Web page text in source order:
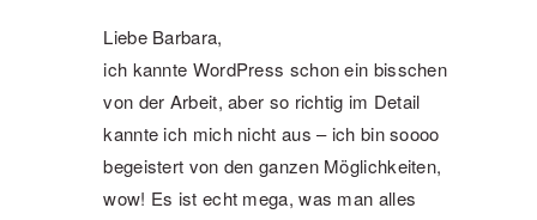
Liebe Barbara,
ich kannte WordPress schon ein bisschen
von der Arbeit, aber so richtig im Detail
kannte ich mich nicht aus – ich bin soooo
begeistert von den ganzen Möglichkeiten,
wow! Es ist echt mega, was man alles